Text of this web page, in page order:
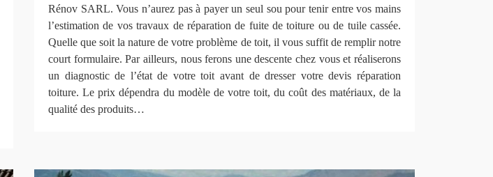
Rénov SARL. Vous n’aurez pas à payer un seul sou pour tenir entre vos mains
l’estimation de vos travaux de réparation de fuite de toiture ou de tuile cassée.
Quelle que soit la nature de votre problème de toit, il vous suffit de remplir notre
court formulaire. Par ailleurs, nous ferons une descente chez vous et réaliserons
un diagnostic de l’état de votre toit avant de dresser votre devis réparation
toiture. Le prix dépendra du modèle de votre toit, du coût des matériaux, de la
qualité des produits…